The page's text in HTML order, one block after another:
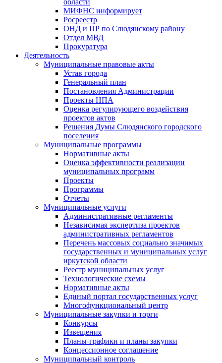
области
МИФНС информирует
Росреестр
ОНД и ПР по Слюдянскому району
Отдел МВД
Прокуратура
Деятельность
Муниципальные правовые акты
Устав города
Генеральный план
Постановления Администрации
Проекты НПА
Оценка регулирующего воздействия
проектов актов
Решения Думы Слюдянского городского
поселения
Муниципальные программы
Нормативные акты
Оценка эффективности реализации
муниципальных программ
Проекты
Программы
Отчеты
Муниципальные услуги
Административные регламенты
Независимая экспертиза проектов
административных регламентов
Перечень массовых социально значимых
государственных и муниципальных услуг
иркутской области
Реестр муниципальных услуг
Технологические схемы
Нормативные акты
Единый портал государственных услуг
Многофункциональный центр
Муниципальные закупки и торги
Конкурсы
Извещения
Планы-графики и планы закупки
Концессионное соглашение
Муниципальный контроль